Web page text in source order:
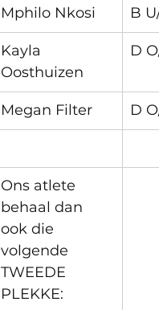
Mphilo Nkosi B
Kayla
Oosthuizen
D
Megan Filter D
Ons atlete
behaal dan
ook die
volgende
TWEEDE
PLEKKE: